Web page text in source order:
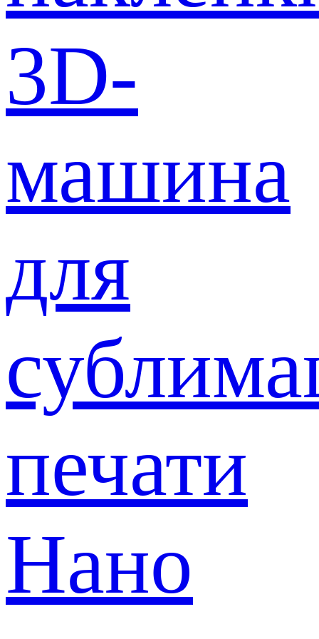
3D-
машина
для
печати
Нано